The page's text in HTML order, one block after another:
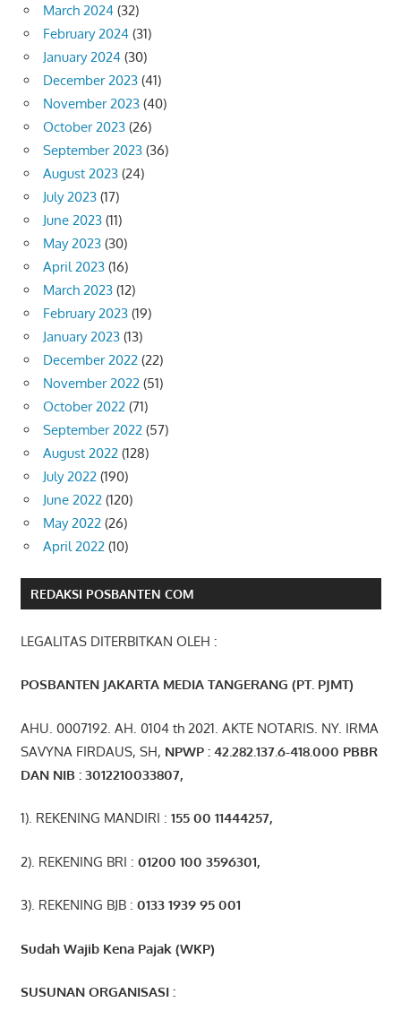
March 2024 (32)
February 2024 (31)
January 2024 (30)
December 2023 (41)
November 2023 (40)
October 2023 (26)
September 2023 (36)
August 2023 (24)
July 2023 (17)
June 2023 (11)
May 2023 (30)
April 2023 (16)
March 2023 (12)
February 2023 (19)
January 2023 (13)
December 2022 (22)
November 2022 (51)
October 2022 (71)
September 2022 (57)
August 2022 (128)
July 2022 (190)
June 2022 (120)
May 2022 (26)
April 2022 (10)
REDAKSI POSBANTEN COM
LEGALITAS DITERBITKAN OLEH :
POSBANTEN JAKARTA MEDIA TANGERANG (PT. PJMT)
AHU. 0007192. AH. 0104 th 2021. AKTE NOTARIS. NY. IRMA
SAVYNA FIRDAUS, SH, NPWP : 42. 282 .137.6-418.000 PBBR
DAN NIB :3012210033807,
1). REKENING MANDIRI : 155 00 11444257,
2). REKENING BRI : 01200 100 3596301,
3). REKENING BJB : 0133 1939 95 001
Sudah Wajib Kena Pajak (WKP)
SUSUNAN ORGANISASI :